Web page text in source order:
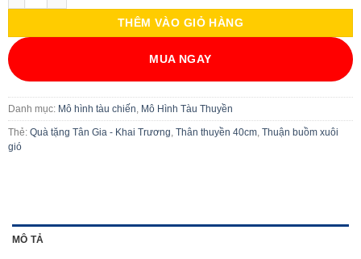
THÊM VÀO GIỎ HÀNG
MUA NGAY
Danh mục: Mô hình tàu chiến Mô Hình Tàu Thuyền
Thẻ: Quà tặng Tân Gia - Khai Trương Thân thuyền 40cm Thuận buồm xuôi
gió
MÔ TẢ